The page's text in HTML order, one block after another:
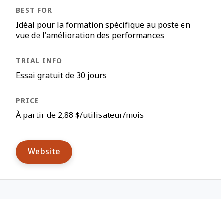
Idéal pour la formation spécifique au poste en
vue de l'amélioration des performances
Essai gratuit de 30 jours
À partir de 2,88 $/utilisateur/mois
Website